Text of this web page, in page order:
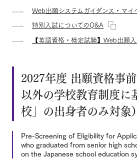
Web出願システムガイダンス・マイ
特別入試についてのQ&A
【英語資格・検定試験】Web出願
2027年度 出願資格事
以外の学校教育制度に
校」の出身者のみ対象
Pre-Screening of Eligibility for
who graduated from senior high
on the Japanese school education